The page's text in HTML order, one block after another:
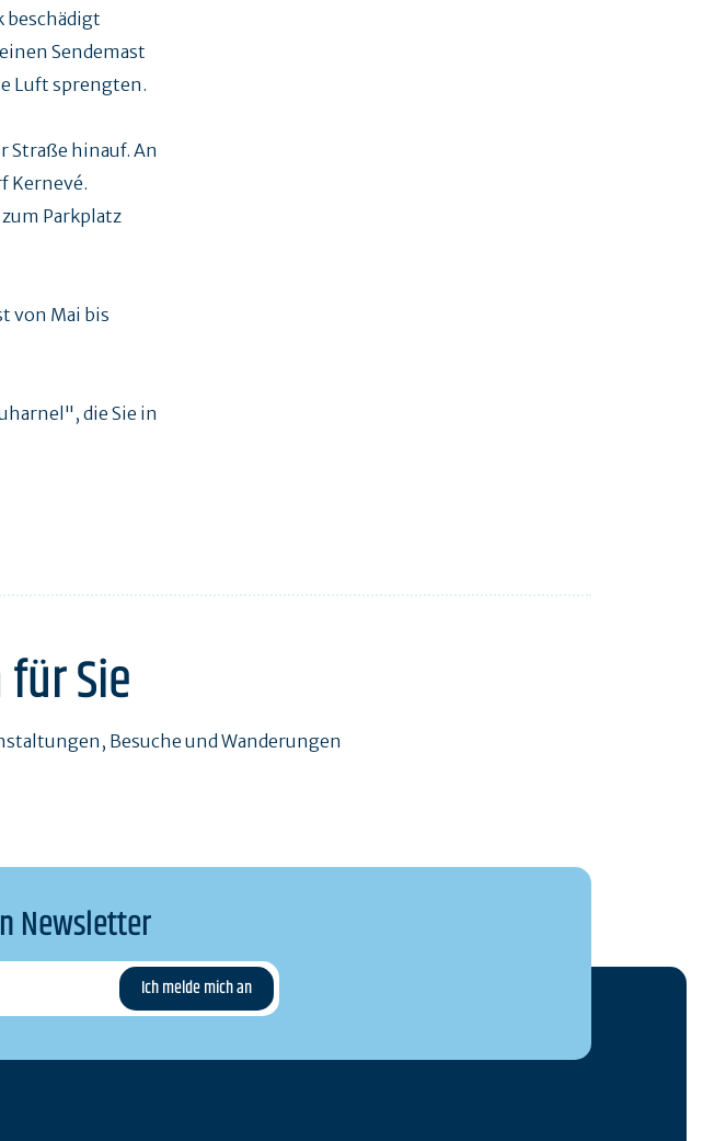
beschädigt
Sendemast
Luft sprengten.
Straße hinauf. An
Kernevé.
Parkplatz
von Mai bis
die Sie in
Sie
Besuche und Wanderungen
Newsletter